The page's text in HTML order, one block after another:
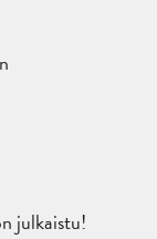
julkaistu!